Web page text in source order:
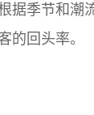
据季节和潮
的回头率。